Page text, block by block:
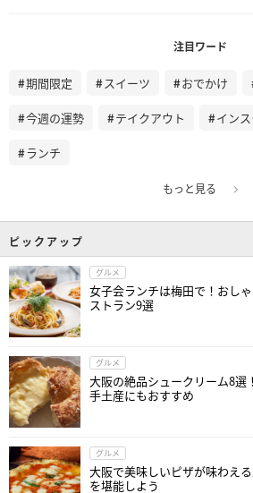
注目ワード
期間限定 スイーツ おでかけ
今週の運勢 テイクアウト イン
ランチ
もっと見る
ピックアップ
グルメ
女子会ランチは梅田で！おし
ストラン9選
グルメ
大阪の絶品シュークリーム8選
手土産にもおすすめ
グルメ
大阪で美味しいピザが味わえ
を堪能しよう